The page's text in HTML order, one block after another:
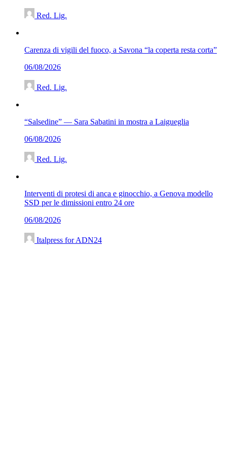
Red. Lig.
Carenza di vigili del fuoco, a Savona “la coperta resta corta”
06/08/2026
Red. Lig.
“Salsedine” — Sara Sabatini in mostra a Laigueglia
06/08/2026
Red. Lig.
Interventi di protesi di anca e ginocchio, a Genova modello
SSD per le dimissioni entro 24 ore
06/08/2026
Italpress for ADN24